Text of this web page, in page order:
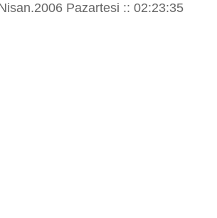
Pazartesi :: 02:23:35